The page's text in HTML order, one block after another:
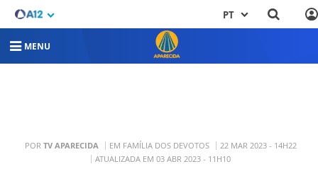
PT
MENU
POR TV APARECIDA EM FAMÍLIA DOS DEVOTOS
22 MAR 2023 - 14H22
ATUALIZADA EM 03 ABR 2023 - 11H10